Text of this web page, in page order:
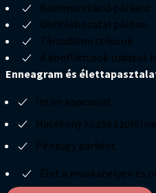
Kommunikáció párként
Döntéshozatal párban
Társadalmi stílusok
A konfliktusok tudatos
Enneagram és
Intim kapcsolat
Hatékony közös szülői
Pénzügy párként
Élet a munkahelyen és